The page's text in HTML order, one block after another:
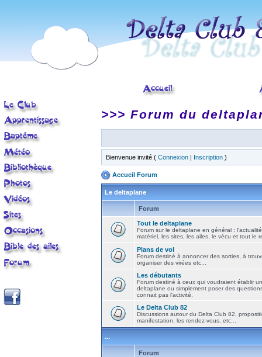
>>> Forum du
Bienvenue invité ( Connexion | Inscription )
Accueil Forum
Le deltaplane
Forum
Tout le deltaplane
Forum sur le deltaplane en général :
matériel, les sites, les ailes, le vécu et tout le
Plans de vol
Forum destiné à annoncer des sorties, à
organiser des virées etc...
Les débutants
Forum destiné à ceux qui voudraient établir
deltaplane ou simplement poser des
connait pas l'activité.
Le Delta Club 82
Discussions autour du Delta Club 82,
manifestation, les rendez-vous, etc...
...
Forum